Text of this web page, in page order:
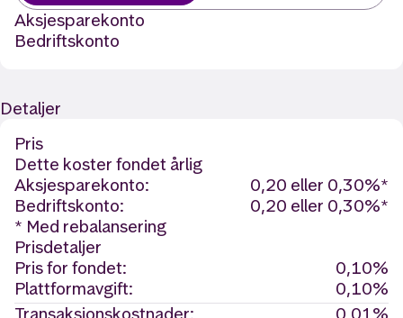
Aksjesparekonto
Bedriftskonto
Detaljer
Pris
Dette koster fondet årlig
Aksjesparekonto:
0,20 eller 0,30%*
Bedriftskonto:
0,20 eller 0,30%*
* Med rebalansering
Prisdetaljer
Pris for fondet:
0,10%
Plattformavgift:
0,10%